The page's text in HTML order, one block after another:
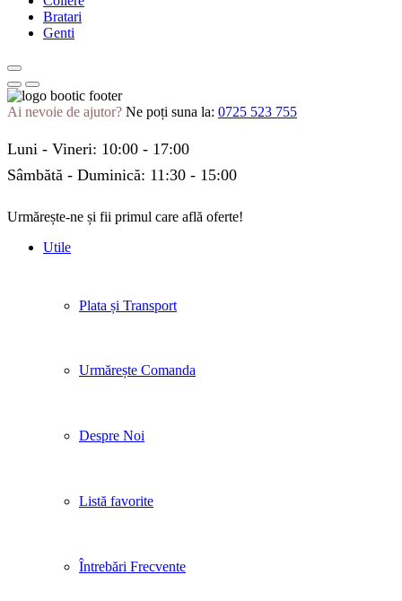
Bratari
Genti
Ai nevoie de ajutor? Ne poți suna la: 0725 523 755
Luni - Vineri: 10:00 - 17:00
Sâmbătă - Duminică: 11:30 - 15:00
Urmărește-ne și fii primul care află oferte!
Utile
Plata și Transport
Urmărește Comanda
Despre Noi
Listă favorite
Întrebări Frecvente